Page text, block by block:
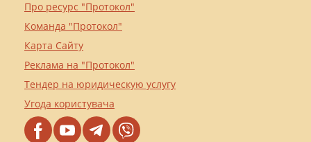
Про ресурс "Протокол"
Команда "Протокол"
Карта Сайту
Реклама на "Протокол"
Тендер на юридическую услугу
Угода користувача